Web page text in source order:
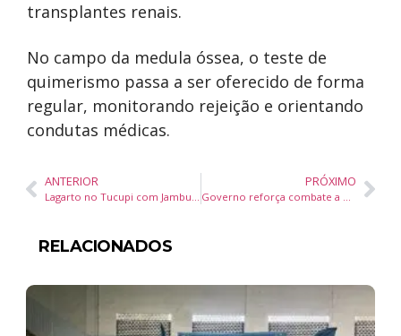
transplantes renais.
No campo da medula óssea, o teste de
quimerismo passa a ser oferecido de forma
regular, monitorando rejeição e orientando
condutas médicas.
ANTERIOR
Lagarto no Tucupi com Jambu e Bolo de Castanha-do-Pará com Calda de Açaí
PRÓXIMO
Governo reforça combate a bebidas adulteradas com metanol e orienta fiscalização em São Paulo e demais estados
RELACIONADOS